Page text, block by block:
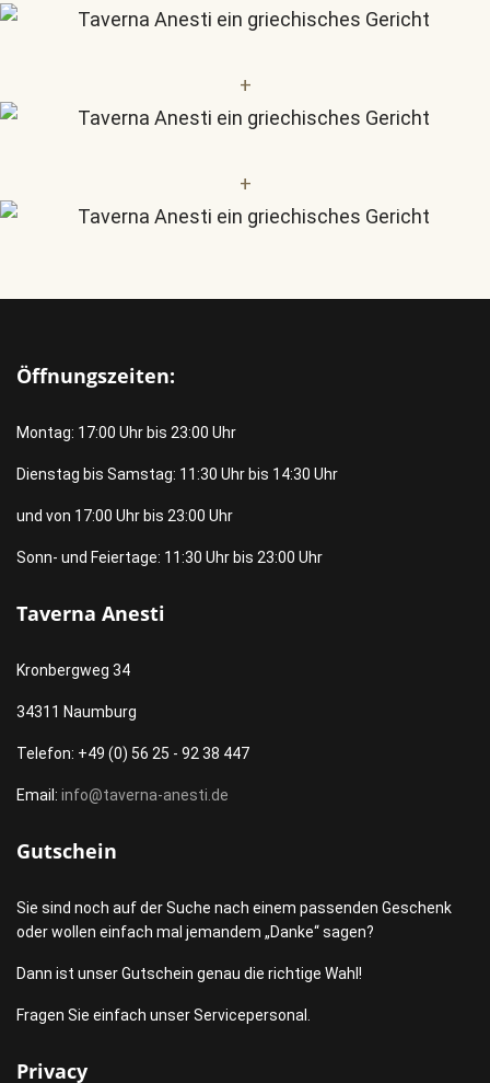
+
+
Öffnungszeiten:
Montag: 17:00 Uhr bis 23:00 Uhr
Dienstag bis Samstag: 11:30 Uhr bis 14:30 Uhr
und von 17:00 Uhr bis 23:00 Uhr
Sonn- und Feiertage: 11:30 Uhr bis 23:00 Uhr
Taverna Anesti
Kronbergweg 34
34311 Naumburg
Telefon: +49 (0) 56 25 - 92 38 447
Email: info@taverna-anesti.de
Gutschein
Sie sind noch auf der Suche nach einem passenden Geschenk
oder wollen einfach mal jemandem „Danke“ sagen?
Dann ist unser Gutschein genau die richtige Wahl!
Fragen Sie einfach unser Servicepersonal.
Privacy